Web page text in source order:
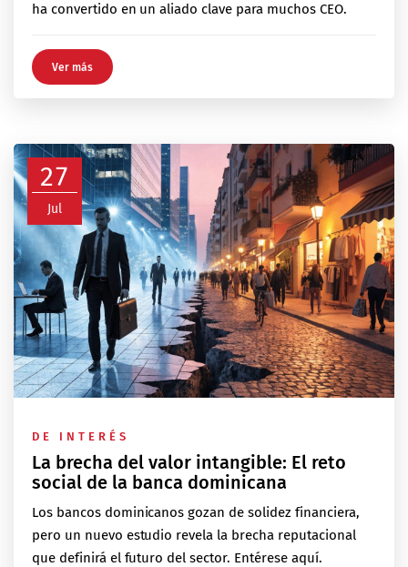
ha convertido en un aliado clave para muchos CEO.
Ver más
27
Jul
DE INTERÉS
La brecha del valor intangible: El reto
social de la banca dominicana
Los bancos dominicanos gozan de solidez financiera,
pero un nuevo estudio revela la brecha reputacional
que definirá el futuro del sector. Entérese aquí.